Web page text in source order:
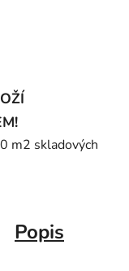
m2 skladových
Popis